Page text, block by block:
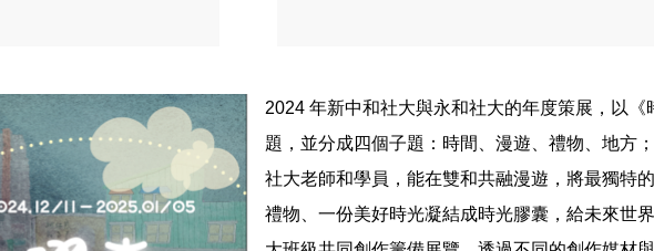
2024 年新中和社大與永和社大的年度策展，以
題，並分成四個子題：時間、漫遊、禮物、地方
社大老師和學員，能在雙和共融漫遊，將最獨特
禮物、一份美好時光凝結成時光膠囊，給未來世